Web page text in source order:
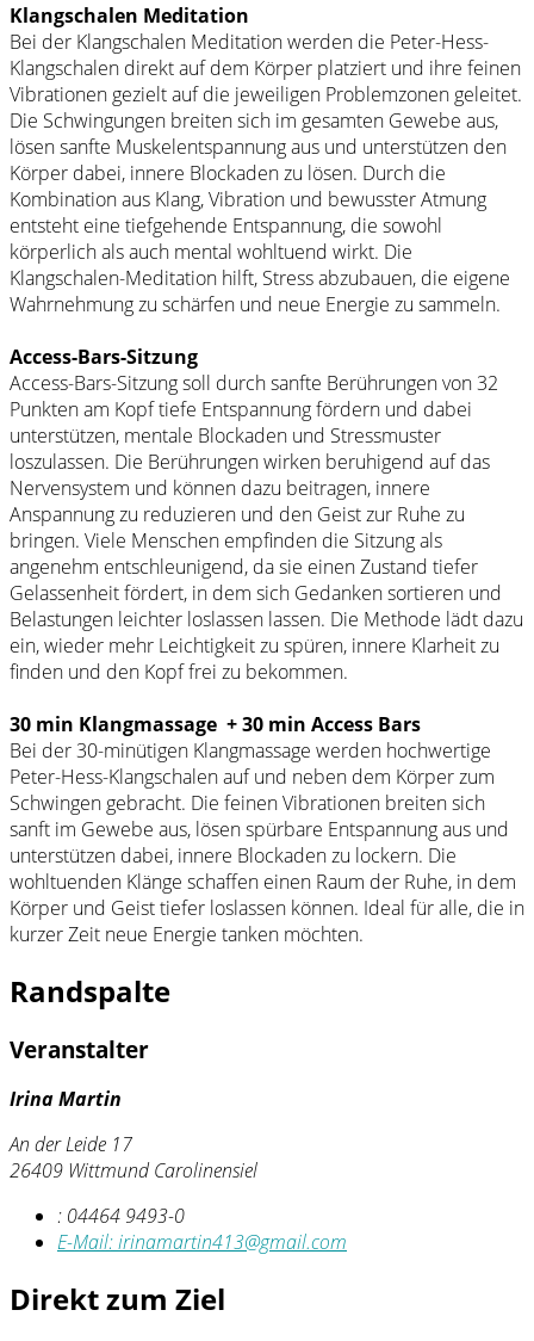
Klangschalen Meditation
Bei der Klangschalen Meditation werden die Peter-Hess-
Klangschalen direkt auf dem Körper platziert und ihre feinen
Vibrationen gezielt auf die jeweiligen Problemzonen geleitet.
Die Schwingungen breiten sich im gesamten Gewebe aus,
lösen sanfte Muskelentspannung aus und unterstützen den
Körper dabei, innere Blockaden zu lösen. Durch die
Kombination aus Klang, Vibration und bewusster Atmung
entsteht eine tiefgehende Entspannung, die sowohl
körperlich als auch mental wohltuend wirkt. Die
Klangschalen-Meditation hilft, Stress abzubauen, die eigene
Wahrnehmung zu schärfen und neue Energie zu sammeln.
Access-Bars-Sitzung
Access-Bars-Sitzung soll durch sanfte Berührungen von 32
Punkten am Kopf tiefe Entspannung fördern und dabei
unterstützen, mentale Blockaden und Stressmuster
loszulassen. Die Berührungen wirken beruhigend auf das
Nervensystem und können dazu beitragen, innere
Anspannung zu reduzieren und den Geist zur Ruhe zu
bringen. Viele Menschen empfinden die Sitzung als
angenehm entschleunigend, da sie einen Zustand tiefer
Gelassenheit fördert, in dem sich Gedanken sortieren und
Belastungen leichter loslassen lassen. Die Methode lädt dazu
ein, wieder mehr Leichtigkeit zu spüren, innere Klarheit zu
finden und den Kopf frei zu bekommen.
30 min Klangmassage + 30 min Access Bars
Bei der 30-minütigen Klangmassage werden hochwertige
Peter-Hess-Klangschalen auf und neben dem Körper zum
Schwingen gebracht. Die feinen Vibrationen breiten sich
sanft im Gewebe aus, lösen spürbare Entspannung aus und
unterstützen dabei, innere Blockaden zu lockern. Die
wohltuenden Klänge schaffen einen Raum der Ruhe, in dem
Körper und Geist tiefer loslassen können. Ideal für alle, die in
kurzer Zeit neue Energie tanken möchten.
Randspalte
Veranstalter
Irina Martin
An der Leide 17
26409 Wittmund Carolinensiel
: 04464 9493-0
E-Mail:irinamartin413@gmail.com
Direkt zum Ziel